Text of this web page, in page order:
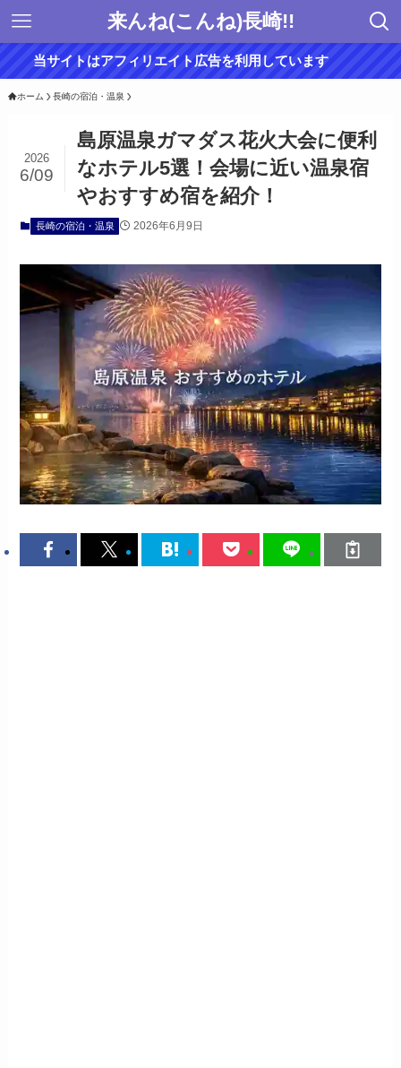
来んね(こんね)長崎!!
当サイトはアフィリエイト広告を利用しています
ホーム 長崎の宿泊・温泉
島原温泉ガマダス花火大会に便利
なホテル5選！会場に近い温泉宿
やおすすめ宿を紹介！
2026
6/09
長崎の宿泊・温泉 2026年6月9日